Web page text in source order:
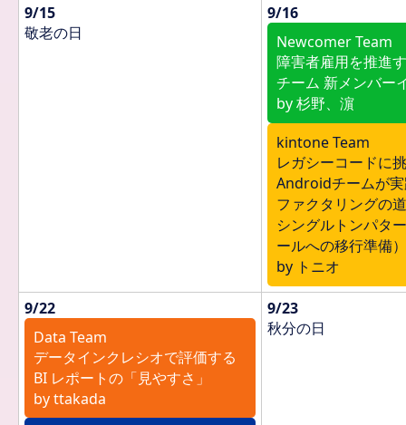
9/15
敬老の日
9/16
Newcomer Team
障害者雇用を推進
チーム 新メンバー
by 杉野、濵
kintone Team
レガシーコードに
Androidチームが
ファクタリングの
シングルトンパタ
ールへの移行準備）
by トニオ
9/22
Data Team
データインクレシオで評価する
BI レポートの「見やすさ」
by ttakada
9/23
秋分の日